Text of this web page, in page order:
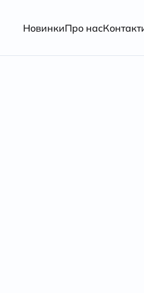
НовинкиПро нас